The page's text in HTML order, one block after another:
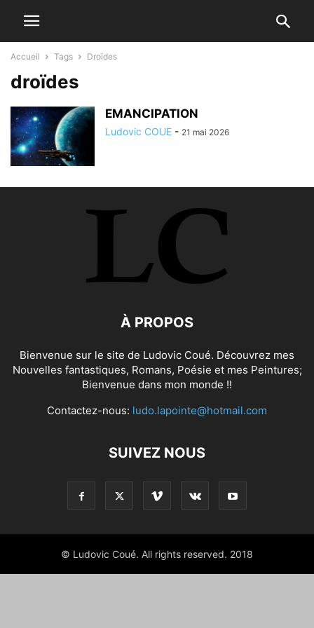
Accueil Tags Droïdes
droïdes
EMANCIPATION
Ludovic COUE - 21 mai 2026
À PROPOS
Bienvenue sur le site de Ludovic Coué. Découvrez mes
Nouvelles fantastiques, Romans, Poésie et mes Peintures;
Bienvenue dans mon monde !!
Contactez-nous: ludo.lapointe@hotmail.com
SUIVEZ NOUS
© Ludovic Coué. All rights reserved. 2018